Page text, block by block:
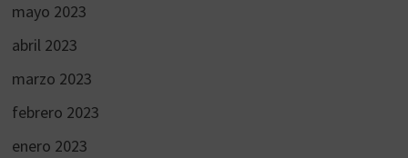
mayo 2023
abril 2023
marzo 2023
febrero 2023
enero 2023